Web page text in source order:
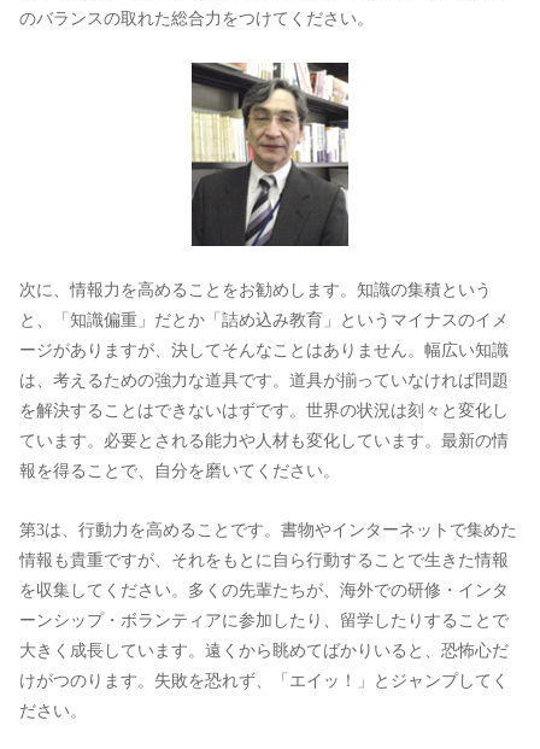
のバランスの取れた総合力をつけてください。
次に、情報力を高めることをお勧めします。知識の集積という
と、「知識偏重」だとか「詰め込み教育」というマイナスのイメ
ージがありますが、決してそんなことはありません。幅広い知識
は、考えるための強力な道具です。道具が揃っていなければ問題
を解決することはできないはずです。世界の状況は刻々と変化し
ています。必要とされる能力や人材も変化しています。最新の情
報を得ることで、自分を磨いてください。
第3は、行動力を高めることです。書物やインターネットで集めた
情報も貴重ですが、それをもとに自ら行動することで生きた情報
を収集してください。多くの先輩たちが、海外での研修・インタ
ーンシップ・ボランティアに参加したり、留学したりすることで
大きく成長しています。遠くから眺めてばかりいると、恐怖心だ
けがつのります。失敗を恐れず、「エイッ！」とジャンプしてく
ださい。